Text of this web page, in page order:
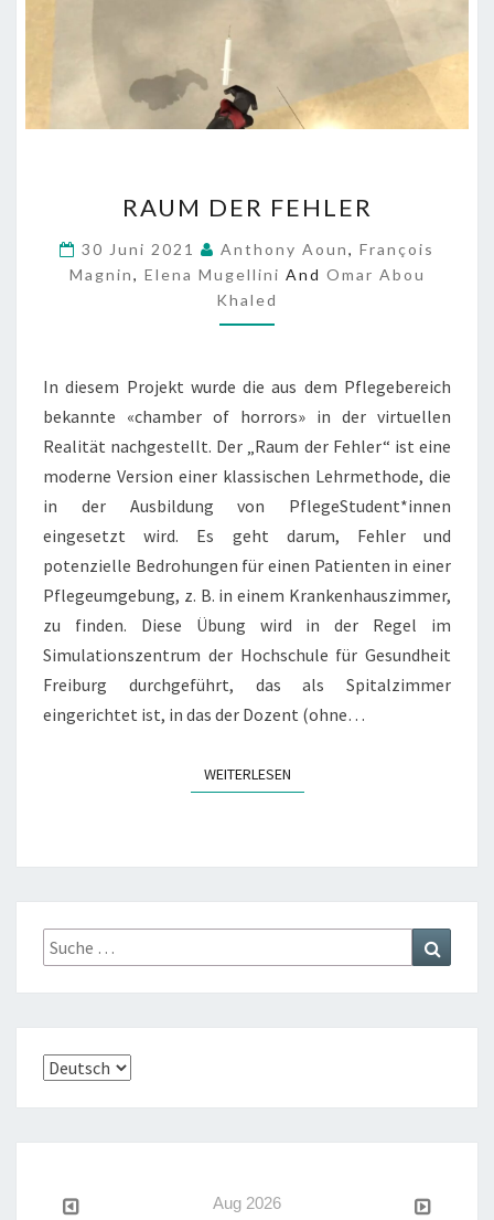
A
M
D
E
R
E
L
E
R
RAUM DER FEHLER
30 Juni 2021 Anthony Aoun, François
Magnin, Elena Mugellini And Omar Abou
Khaled
In diesem Projekt wurde die aus dem Pflegebereich
bekannte «chamber of horrors» in der virtuellen
Realität nachgestellt. Der „Raum der Fehler“ ist eine
moderne Version einer klassischen Lehrmethode, die
in der Ausbildung von PflegeStudent*innen
eingesetzt wird. Es geht darum, Fehler und
potenzielle Bedrohungen für einen Patienten in einer
Pflegeumgebung, z. B. in einem Krankenhauszimmer,
zu finden. Diese Übung wird in der Regel im
Simulationszentrum der Hochschule für Gesundheit
Freiburg durchgeführt, das als Spitalzimmer
eingerichtet ist, in das der Dozent (ohne…
WEITERLESEN
Suche
nach:
Sprache
Aug 2026